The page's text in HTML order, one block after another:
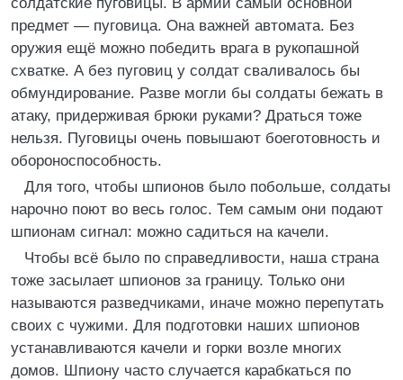
предмет — пуговица. Она важней автомата. Без
оружия ещё можно победить врага в рукопашной
схватке. А без пуговиц у солдат сваливалось бы
обмундирование. Разве могли бы солдаты бежать в
атаку, придерживая брюки руками? Драться тоже
нельзя. Пуговицы очень повышают боеготовность и
обороноспособность.
Для того, чтобы шпионов было побольше, солдаты
нарочно поют во весь голос. Тем самым они подают
шпионам сигнал: можно садиться на качели.
Чтобы всё было по справедливости, наша страна
тоже засылает шпионов за границу. Только они
называются разведчиками, иначе можно перепутать
своих с чужими. Для подготовки наших шпионов
устанавливаются качели и горки возле многих
домов. Шпиону часто случается карабкаться по